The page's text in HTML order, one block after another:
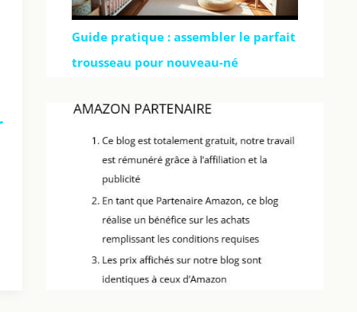
Guide pratique : assembler le parfait
trousseau pour nouveau-né